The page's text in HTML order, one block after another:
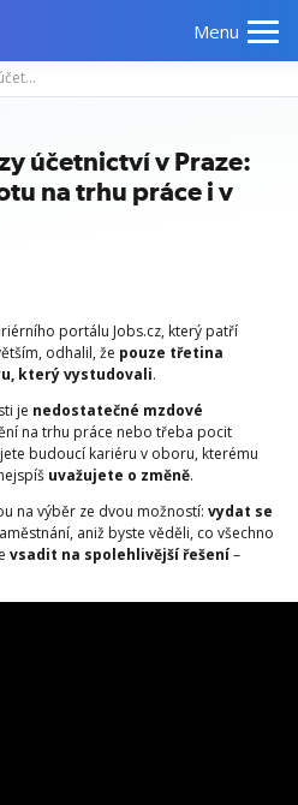
Menu
Rekvalifikační kurzy účetnictví v Praze: Zvyšte svou hodnotu na trhu práce i v době krize
účetnictví v Praze:
na trhu práce i v
portálu Jobs.cz, který patří
odhalil, že pouze třetina
který vystudovali.
je nedostatečné mzdové
na trhu práce nebo třeba pocit
budoucí kariéru v oboru, kterému
uvažujete o změně.
na výběr ze dvou možností: vydat se
aniž byste věděli, co všechno
vsadit na spolehlivější řešení–